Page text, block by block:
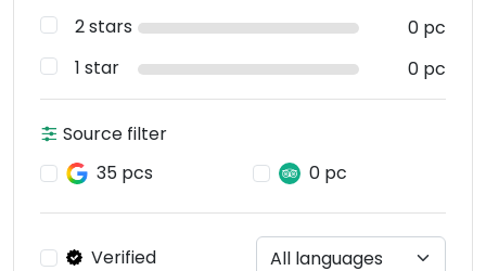
2 stars
0 pc
1 star
0 pc
Source filter
35 pcs
0 pc
Verified